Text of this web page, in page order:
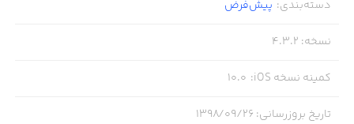
دسته‌بندی: پیش‌فرض
نسخه:
4.3.2
کمینه نسخه iOS :
10.0
تاریخ بروزرسانی: ۱۳۹۸/۰۹/۲۶